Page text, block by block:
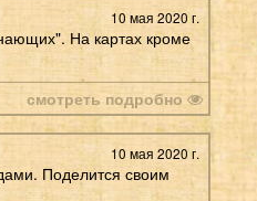
10 мая 2020 г.
На картах кроме
смотреть подробно
10 мая 2020 г.
Поделится своим